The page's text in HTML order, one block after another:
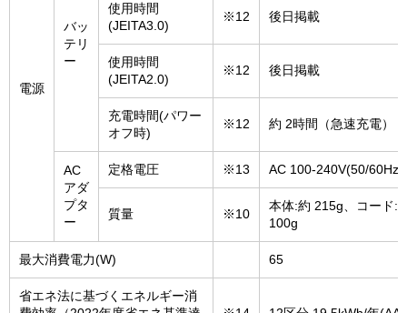
電源
バッ
テリ
ー
使用時間
(JEITA3.0)
※12 後日掲載
使用時間
(JEITA2.0)
※12 後日掲載
充電時間(パワー
オフ時)
※12 約 2時間（急速充電）
AC
アダ
プタ
ー
定格電圧 ※13 AC 100-240V(50/60Hz)
質量 ※10
本体:約 215g、コード:
100g
最大消費電力(W) 65
省エネ法に基づくエネルギー消